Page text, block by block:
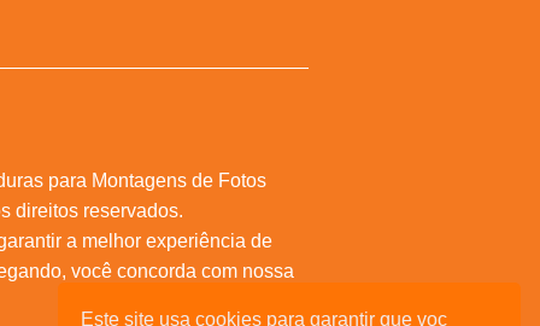
Este site usa cookies para garantir que voc
para Montagens de Fotos
direitos reservados.
a melhor experiência de
você concorda com nossa